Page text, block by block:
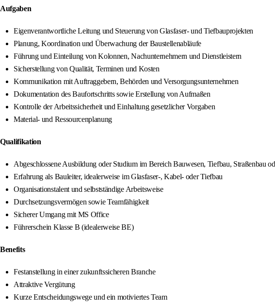
Aufgaben
Eigenverantwortliche Leitung und Steuerung von Glasfaser- und Tiefbauprojekten
Planung, Koordination und Überwachung der Baustellenabläufe
Führung und Einteilung von Kolonnen, Nachunternehmern und Dienstleistern
Sicherstellung von Qualität, Terminen und Kosten
Kommunikation mit Auftraggebern, Behörden und Versorgungsunternehmen
Dokumentation des Baufortschritts sowie Erstellung von Aufmaßen
Kontrolle der Arbeitssicherheit und Einhaltung gesetzlicher Vorgaben
Material- und Ressourcenplanung
Qualifikation
Abgeschlossene Ausbildung oder Studium im Bereich Bauwesen, Tiefbau, Straßenbau
Erfahrung als Bauleiter, idealerweise im Glasfaser-, Kabel- oder Tiefbau
Organisationstalent und selbstständige Arbeitsweise
Durchsetzungsvermögen sowie Teamfähigkeit
Sicherer Umgang mit MS Office
Führerschein Klasse B (idealerweise BE)
Benefits
Festanstellung in einer zukunftssicheren Branche
Attraktive Vergütung
Kurze Entscheidungswege und ein motiviertes Team